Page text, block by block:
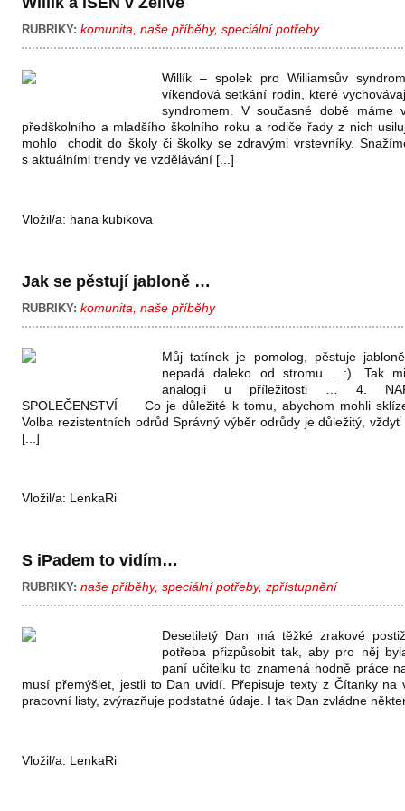
RUBRIKY: komunita naše příběhy, speciální potřeby
Willík – spolek pro Williamsův
víkendová setkání rodin, které
syndromem. V současné době
předškolního a mladšího školního roku a rodiče řady z nich
mohlo chodit do školy či školky se zdravými vrstevníky.
s aktuálními trendy ve vzdělávání [...]
Vložil/a: hana kubikova
Jak se pěstují jabloně …
RUBRIKY: komunita naše příběhy
Můj tatínek je pomolog, pěstuje
nepadá daleko od stromu… :). Tak
analogii u příležitosti … 4.
SPOLEČENSTVÍ Co je důležité k tomu, abychom mohli
Volba rezistentních odrůd Správný výběr odrůdy je důležitý,
[...]
Vložil/a: LenkaRi
S iPadem to vidím…
RUBRIKY: naše příběhy, speciální potřeby, zpřístupnění
Desetiletý Dan má těžké zrakové
potřeba přizpůsobit tak, aby pro něj
paní učitelku to znamená hodně práce
musí přemýšlet, jestli to Dan uvidí. Přepisuje texty z Čítanky na
pracovní listy, zvýrazňuje podstatné údaje. I tak Dan zvládne
Vložil/a: LenkaRi